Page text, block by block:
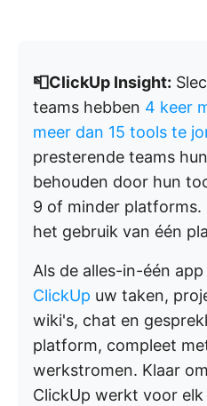
📮ClickUp Insight:
teams hebben 4 keer
meer dan 15 tools te
presterende teams
behouden door hun
9 of minder
het gebruik van één
Als de alles-in-één
ClickUp uw taken,
wiki's, chat en
platform, compleet
werkstromen. Klaar
ClickUp werkt voor